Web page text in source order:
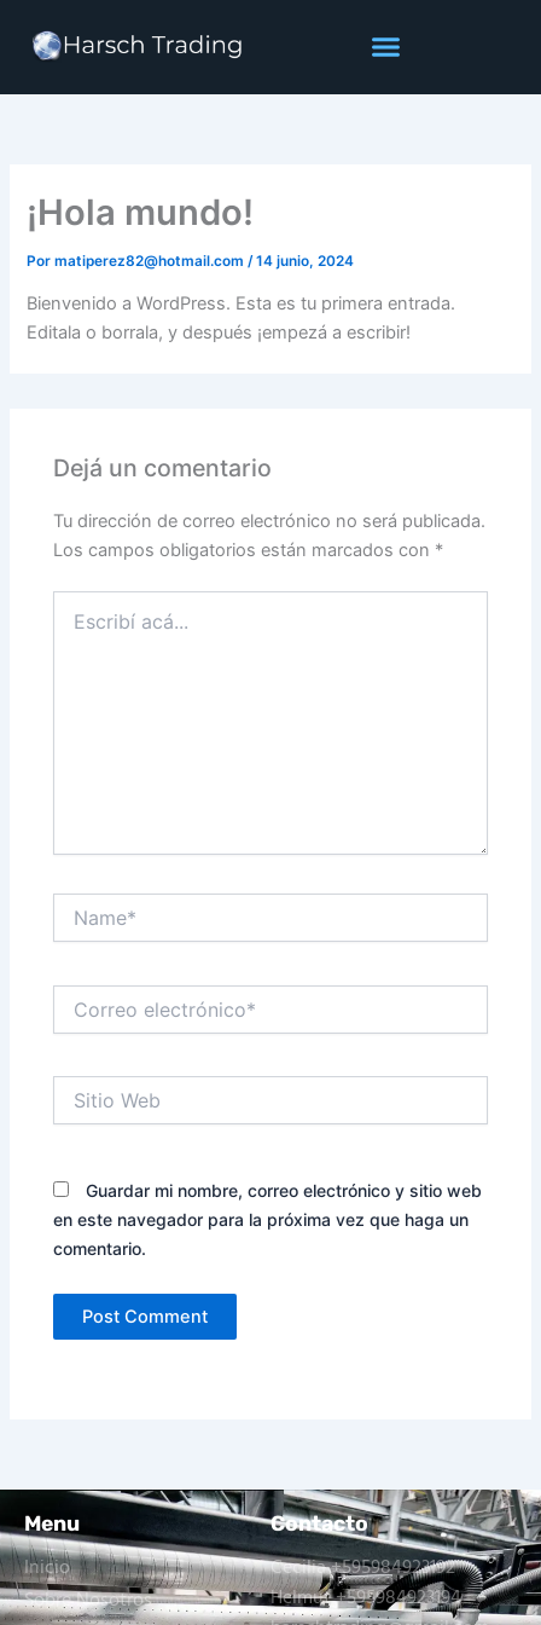
¡Hola mundo!
Pormatiperez82@hotmail.com /14 junio, 2024
Bienvenido a WordPress. Esta es tu primera entrada.
Editala o borrala, y después ¡empezá a escribir!
Dejá un comentario
Tu dirección de correo electrónico no será publicada.
Los campos obligatorios están marcados con *
acá...
electrónico*
Web
Guardar mi nombre, correo electrónico y sitio web
en este navegador para la próxima vez que haga un
comentario.
Menu
Inicio
Sobre Nosotros
Contacto
Cecilia +595984923192
Helmut +595984923194